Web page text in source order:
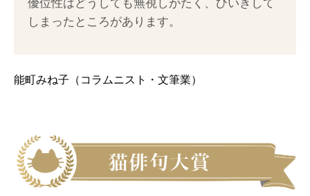
優位性はどうしても無視しがたく、ひいきして
しまったところがあります。
能町みね子（コラムニスト・文筆業）